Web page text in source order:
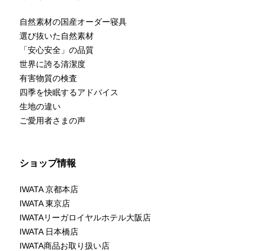
自然素材の国産オーダー寝具
選び抜いた自然素材
「安心安全」の品質
世界に誇る清潔度
有害物質の検査
四季を快眠するアドバイス
生地の違い
ご愛用者さまの声
ショップ情報
IWATA 京都本店
IWATA 東京店
IWATAリーガロイヤルホテル大阪店
IWATA 日本橋店
IWATA商品お取り扱い店